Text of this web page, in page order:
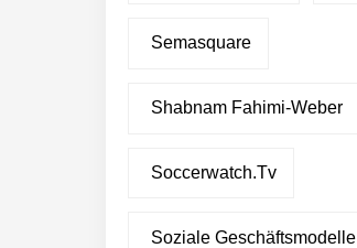
Semasquare
Shabnam Fahimi-Weber
Soccerwatch.tv
Soziale Geschäftsmodelle